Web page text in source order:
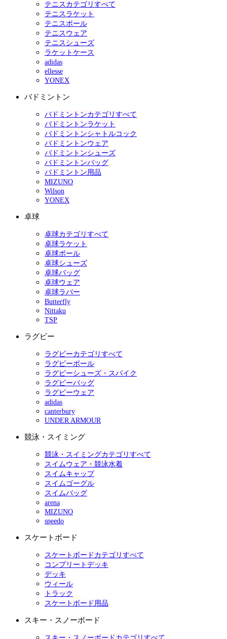
テニスカテゴリすべて
テニスラケット
テニスボール
テニスウェア
テニスシューズ
ラケットケース
adidas
ellesse
YONEX
バドミントン
バドミントンカテゴリすべて
バドミントンラケット
バドミントンシャトルコック
バドミントンウェア
バドミントンシューズ
バドミントンバッグ
バドミントン用品
MIZUNO
Wilson
YONEX
卓球
卓球カテゴリすべて
卓球ラケット
卓球ボール
卓球シューズ
卓球バッグ
卓球ウェア
卓球ラバー
Butterfly
Nittaku
TSP
ラグビー
ラグビーカテゴリすべて
ラグビーボール
ラグビーシューズ・スパイク
ラグビーバッグ
ラグビーウェア
adidas
canterbury
UNDER ARMOUR
競泳・スイミング
競泳・スイミングカテゴリすべて
スイムウェア・競泳水着
スイムキャップ
スイムゴーグル
スイムバッグ
arena
MIZUNO
speedo
スケートボード
スケートボードカテゴリすべて
コンプリートデッキ
デッキ
ウィール
トラック
スケートボード用品
スキー・スノーボード